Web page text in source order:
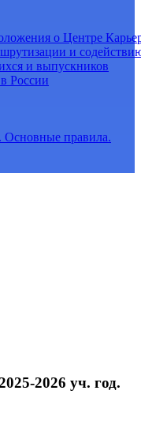
о Центре
и
и выпускников
России
Основные правила.
2026 уч. год.